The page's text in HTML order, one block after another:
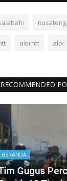
alorntt alor
RECOMMENDED
BERANDA
Gugus